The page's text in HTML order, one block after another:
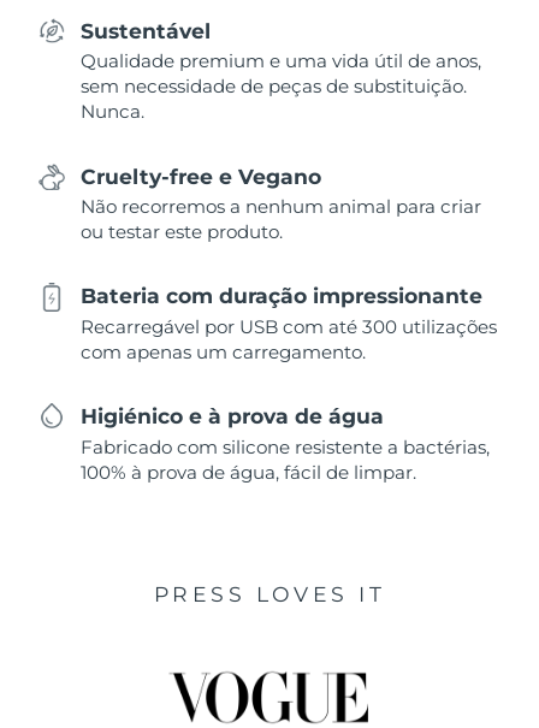
Sustentável
Qualidade premium e uma vida útil de anos,
sem necessidade de peças de substituição.
Nunca.
Cruelty-free e Vegano
Não recorremos a nenhum animal para criar
ou testar este produto.
Bateria com duração impressionante
Recarregável por USB com até 300 utilizações
com apenas um carregamento.
Higiénico e à prova de água
Fabricado com silicone resistente a bactérias,
100% à prova de água, fácil de limpar.
PRESS LOVES IT